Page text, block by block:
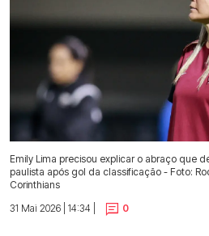
Emily Lima precisou explicar o abraço que
paulista após gol da classificação - Foto:
Corinthians
31 Mai 2026 | 14:34 |
0